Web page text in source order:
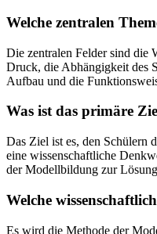
Welche zentralen
Die zentralen Felder sind die
Druck, die Abhängigkeit des
Aufbau und die
Was ist das primäre
Das Ziel ist es, den Schülern
eine wissenschaftliche
der Modellbildung zur
Welche
Es wird die Methode der